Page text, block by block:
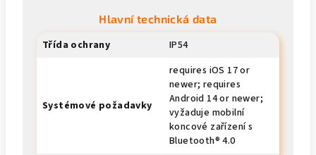
Hlavní technická data
Třída ochrany IP54
Systémové požadavky
requires iOS 17 or
newer; requires
Android 14 or newer;
vyžaduje mobilní
koncové zařízení s
Bluetooth® 4.0